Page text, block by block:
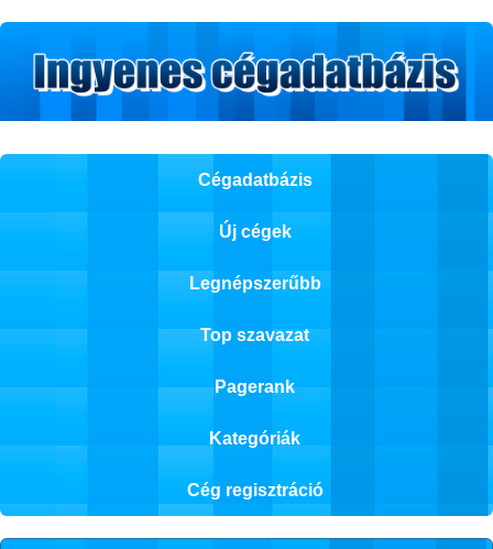
Cégadatbázis
Új cégek
Legnépszerűbb
Top szavazat
Pagerank
Kategóriák
Cég regisztráció